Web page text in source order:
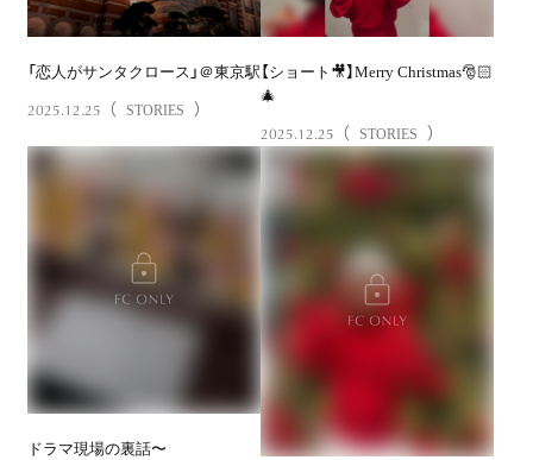
「恋人がサンタクロース」＠東京駅
2025.12.25 （ STORIES ）
【ショート🎥】Merry Christmas🎅🏻
🎄
2025.12.25 （ STORIES ）
ドラマ現場の裏話〜